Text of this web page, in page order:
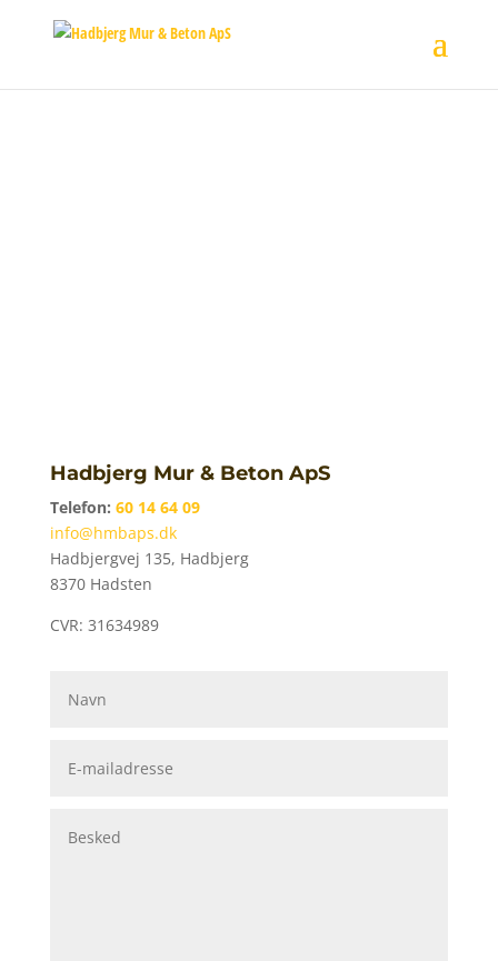
ga”).on(“click”, function(e){ var id = e.target.id; ga(‘send’, ‘event’,
Hadbjerg Mur & Beton ApS
Telefon: 60 14 64 09
info@hmbaps.dk
Hadbjergvej 135, Hadbjerg
8370 Hadsten
CVR: 31634989